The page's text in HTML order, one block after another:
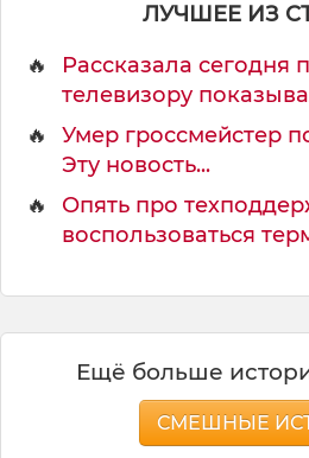
ЛУЧШЕЕ ИЗ
🔥
Рассказала сегодня
телевизору
🔥
Умер гроссмейстер
Эту новость...
🔥
Опять про
воспользоваться
Ещё больше
СМЕШНЫЕ